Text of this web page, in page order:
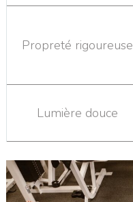
Propreté rigoureuse
Lumière douce